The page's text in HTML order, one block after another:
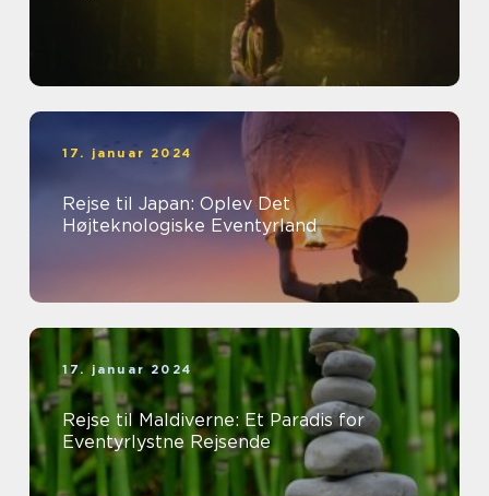
17. januar 2024
Rejse til Japan: Oplev Det
Højteknologiske Eventyrland
17. januar 2024
Rejse til Maldiverne: Et Paradis for
Eventyrlystne Rejsende